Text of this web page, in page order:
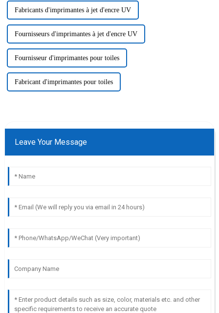
Fabricants d'imprimantes à jet d'encre UV
Fournisseurs d'imprimantes à jet d'encre UV
Fournisseur d'imprimantes pour toiles
Fabricant d'imprimantes pour toiles
Leave Your Message